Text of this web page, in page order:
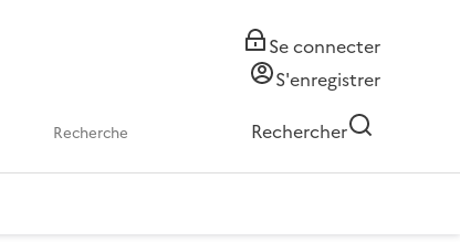
Se connecter
S'enregistrer
Rechercher